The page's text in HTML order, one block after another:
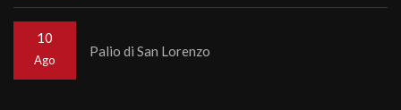
10
Ago
Palio di San Lorenzo